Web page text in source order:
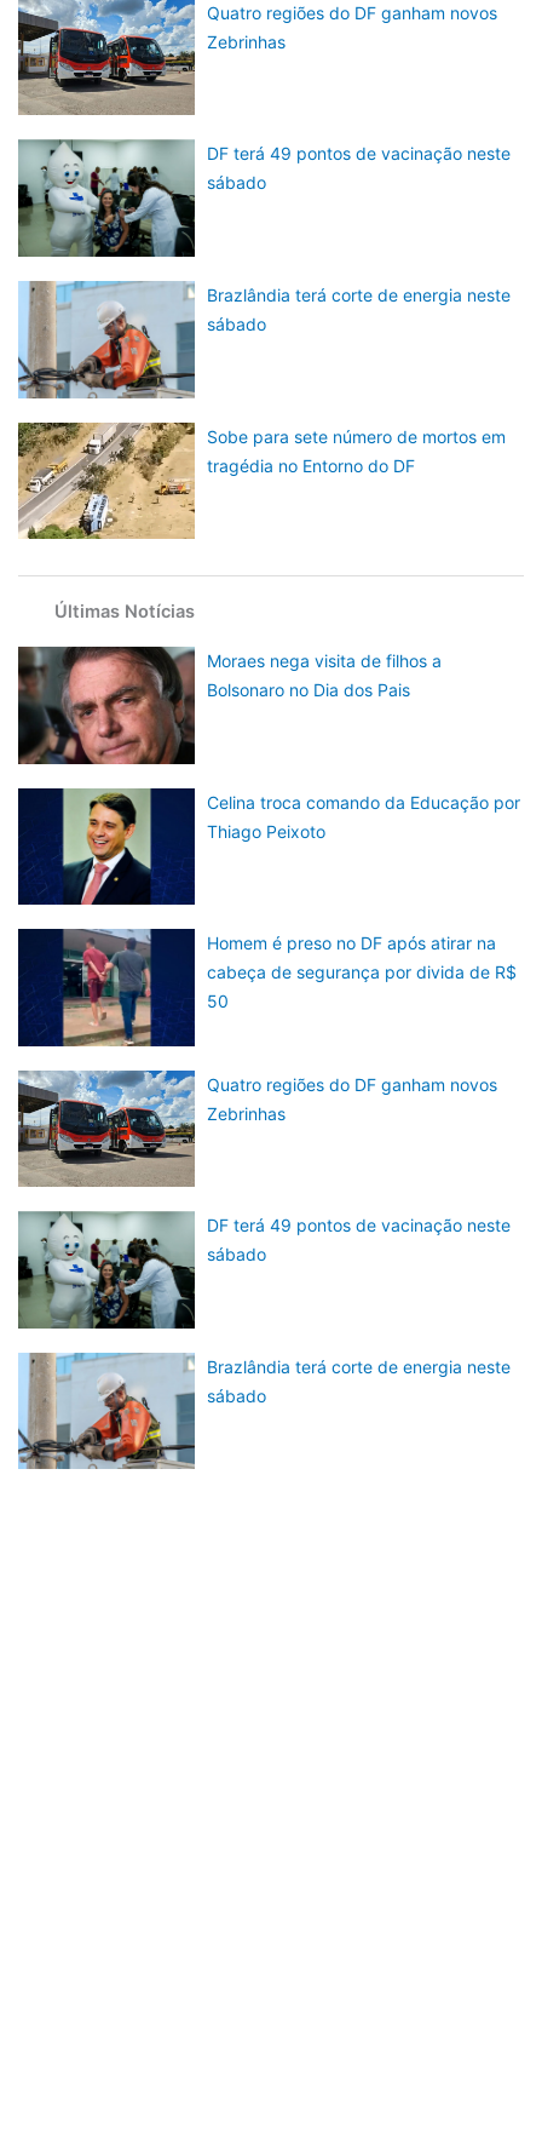
Quatro regiões do DF ganham novos
Zebrinhas
DF terá 49 pontos de vacinação neste
sábado
Brazlândia terá corte de energia neste
sábado
Sobe para sete número de mortos em
tragédia no Entorno do DF
Últimas Notícias
Moraes nega visita de filhos a
Bolsonaro no Dia dos Pais
Celina troca comando da Educação por
Thiago Peixoto
Homem é preso no DF após atirar na
cabeça de segurança por divida de R$
50
Quatro regiões do DF ganham novos
Zebrinhas
DF terá 49 pontos de vacinação neste
sábado
Brazlândia terá corte de energia neste
sábado